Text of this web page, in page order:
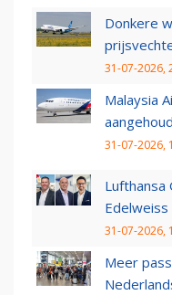
Donkere
31-07-2026,
Malaysia
31-07-2026,
Lufthansa
Edelweiss
31-07-2026,
Meer